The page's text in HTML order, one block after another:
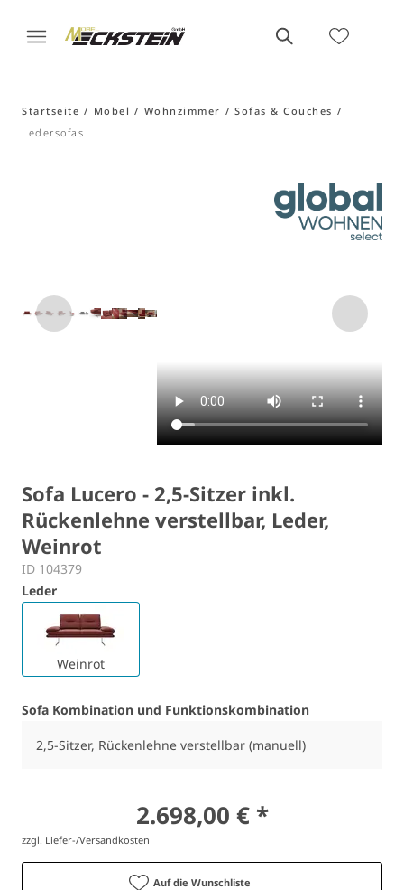
Startseite Möbel Wohnzimmer
Sofas & Couches
Ledersofas
Sofa Lucero - 2,5-Sitzer inkl.
Rückenlehne verstellbar, Leder,
Weinrot
ID 104379
Leder
Weinrot
Sofa Kombination und Funktionskombination
2,5-Sitzer, Rückenlehne verstellbar (manuell)
2.698,00 € *
zzgl. Liefer-/Versandkosten
Auf die Wunschliste